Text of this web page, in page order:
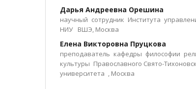
Дарья Андреевна Орешина
научный сотрудник Института
НИУ ВШЭ, Москва
Елена Викторовна Пруцкова
преподаватель кафедры философии
культуры Православного Свято-
университета , Москва